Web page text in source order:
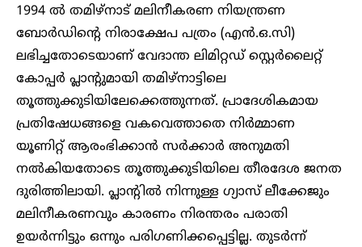
1994 ൽ തമിഴ്നാട് മലിനീകരണ നിയന്ത്രണ
ബോർഡിന്റെ നിരാക്ഷേപ പത്രം (എൻ.ഒ.സി)
ലഭിച്ചതോടെയാണ് വേദാന്ത ലിമിറ്റഡ് സ്റ്റെർലൈറ്റ്
കോപ്പർ പ്ലാന്റുമായി തമിഴ്നാട്ടിലെ
തൂത്തുക്കുടിയി‌ലേക്കെത്തുന്നത്. പ്രാദേശികമായ
പ്രതിഷേധങ്ങളെ വകവെത്താതെ നിർമ്മാണ
യൂണിറ്റ് ആരംഭിക്കാൻ സർക്കാർ അനുമതി
നൽകിയതോടെ തൂത്തുക്കുടിയിലെ തീരദേശ ജനത
ദുരിത്തിലായി. പ്ലാന്റിൽ നിന്നുള്ള ഗ്യാസ് ലീക്കേജും
മലിനീകരണവും കാരണം നിരന്തരം പരാതി
ഉയർന്നിട്ടും ഒന്നും പരിഗണിക്കപ്പെട്ടില്ല. തുടർന്ന്